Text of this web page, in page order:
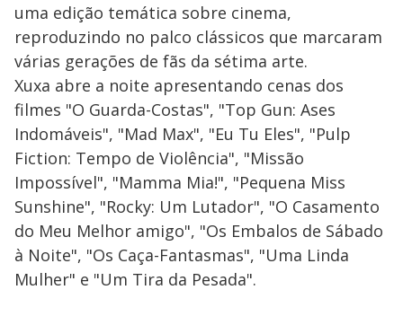
uma edição temática sobre cinema,
reproduzindo no palco clássicos que marcaram
várias gerações de fãs da sétima arte.
Xuxa abre a noite apresentando cenas dos
filmes "O Guarda-Costas", "Top Gun: Ases
Indomáveis", "Mad Max", "Eu Tu Eles", "Pulp
Fiction: Tempo de Violência", "Missão
Impossível", "Mamma Mia!", "Pequena Miss
Sunshine", "Rocky: Um Lutador", "O Casamento
do Meu Melhor amigo", "Os Embalos de Sábado
à Noite", "Os Caça-Fantasmas", "Uma Linda
Mulher" e "Um Tira da Pesada".